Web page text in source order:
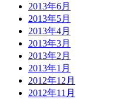
2013年6月
2013年5月
2013年4月
2013年3月
2013年2月
2013年1月
2012年12月
2012年11月